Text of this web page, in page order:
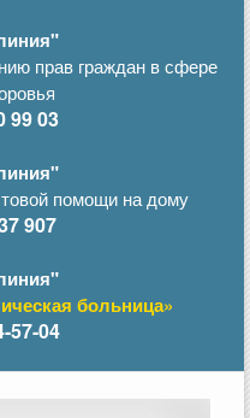
прав граждан в сфере
99 03
помощи на дому
907
больница»
57-04